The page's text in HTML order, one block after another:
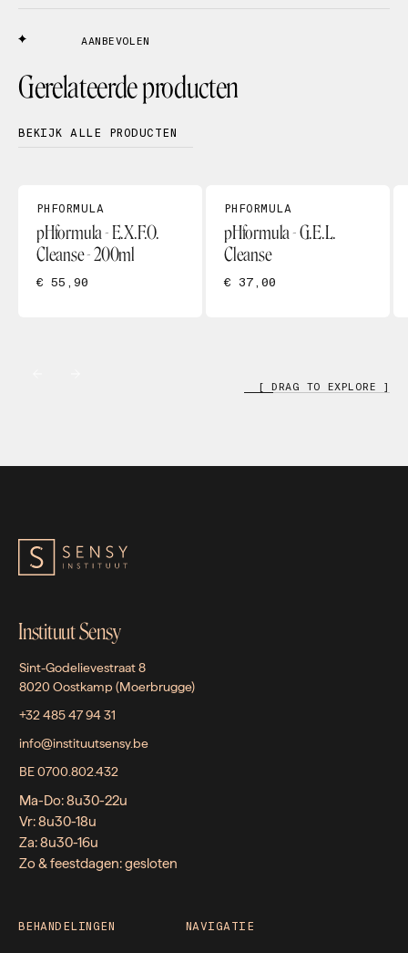
AANBEVOLEN
Gerelateerde producten
BEKIJK ALLE PRODUCTEN
PHFORMULA
pHformula - E.X.F.O.
Cleanse - 200ml
€ 55,90
PHFORMULA
pHformula - G.E.L.
Cleanse
€ 37,00
[ DRAG TO EXPLORE ]
Instituut Sensy
Sint-Godelievestraat 8
8020 Oostkamp (Moerbrugge)
+32 485 47 94 31
info@instituutsensy.be
BE 0700.802.432
Ma-Do: 8u30-22u
Vr: 8u30-18u
Za: 8u30-16u
Zo & feestdagen: gesloten
BEHANDELINGEN NAVIGATIE